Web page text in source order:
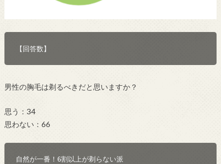
【回答数】
男性の胸毛は剃るべきだと思いますか？
思う：34
思わない：66
自然が一番！6割以上が剃らない派